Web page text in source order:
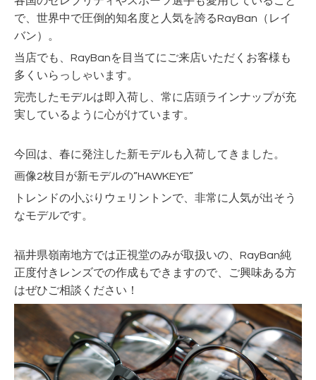
で、世界中で圧倒的知名度と人気を誇るRayBan（レイ
バン）。
当店でも、RayBanを目当てにご来店いただくお客様も
多くいらっしゃいます。
完売したモデルは即入荷し、常に店頭ラインナップが充
実しているように心がけています。
今回は、春に発注した新モデルも入荷してきました。
画像2枚目が新モデルの”HAWKEYE”
トレンドの小ぶりウェリントンで、非常に人気が出そう
なモデルです。
福井県嶺南地方では正視堂のみが取扱いの、RayBan純
正度付きレンズでの作成もできますので、ご興味ある方
はぜひご相談ください！